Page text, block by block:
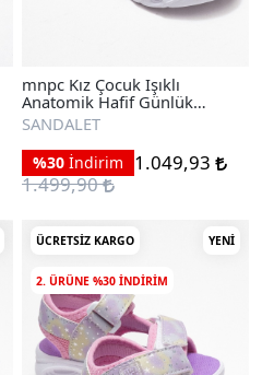
mnpc Kız Çocuk Işıklı
Anatomik Hafif Günlük
Sandalet
SANDALET
%30 İndirim
1.049,93
1.499,90
ÜCRETSIZ KARGO YENI
2. ÜRÜNE %30 INDIRIM